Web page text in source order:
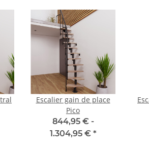
Escalier gain de place
Pico
844,95 € -
1.304,95 € *